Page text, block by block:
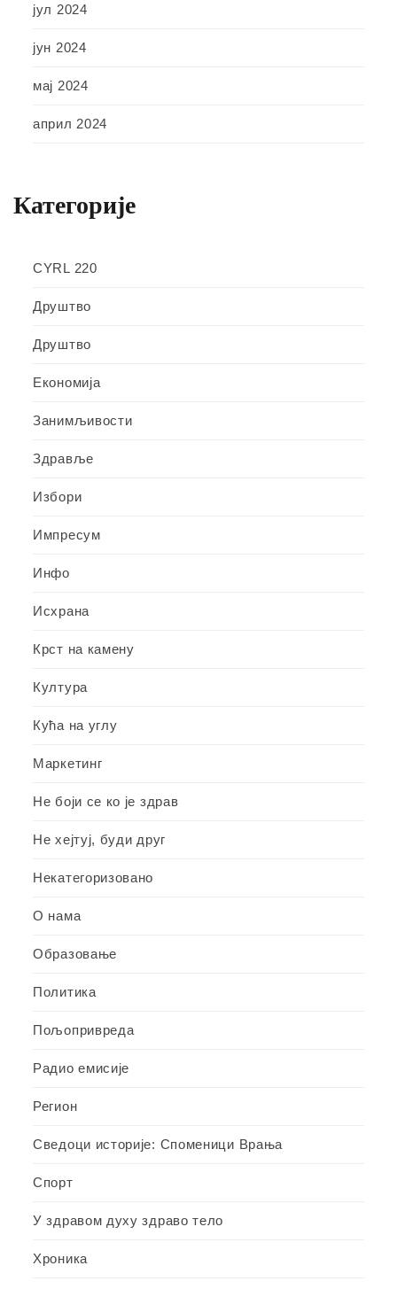
јул 2024
јун 2024
мај 2024
април 2024
Категорије
CYRL 220
Друштво
Друштво
Економија
Занимљивости
Здравље
Избори
Импресум
Инфо
Исхрана
Крст на камену
Култура
Кућа на углу
Маркетинг
Не боји се ко је здрав
Не хејтуј, буди друг
Некатегоризовано
О нама
Образовање
Политика
Пољопривреда
Радио емисије
Регион
Сведоци историје: Споменици Врања
Спорт
У здравом духу здраво тело
Хроника